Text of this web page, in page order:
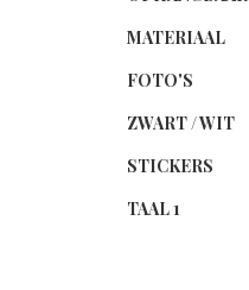
MATERIAAL
FOTO'S
ZWART / WIT
STICKERS
TAAL 1